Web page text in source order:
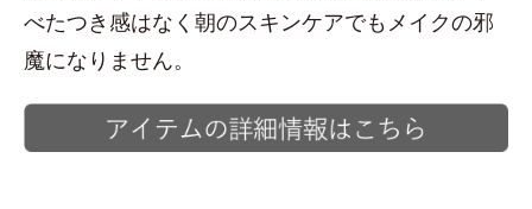
べたつき感はなく朝のスキンケアでもメイクの邪
魔になりません。